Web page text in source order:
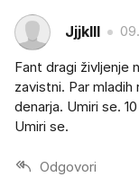
Jjjklll
Fant dragi življenje
zavistni. Par
denarja. Umiri se.
Umiri se.
Odgovori